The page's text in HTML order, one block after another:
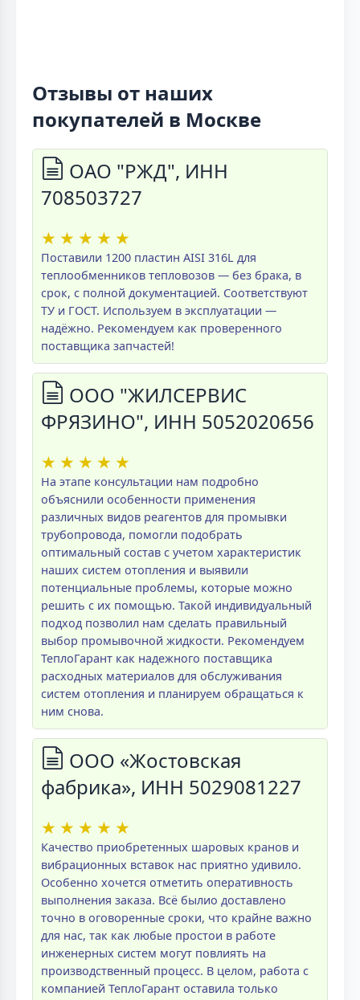
Отзывы от наших
покупателей в Москве
ОАО "РЖД", ИНН
708503727
★ ★ ★ ★ ★
Поставили 1200 пластин AISI 316L для
теплообменников тепловозов — без брака, в
срок, с полной документацией. Соответствуют
ТУ и ГОСТ. Используем в эксплуатации —
надёжно. Рекомендуем как проверенного
поставщика запчастей!
ООО "ЖИЛСЕРВИС
ФРЯЗИНО", ИНН 5052020656
★ ★ ★ ★ ★
На этапе консультации нам подробно
объяснили особенности применения
различных видов реагентов для промывки
трубопровода, помогли подобрать
оптимальный состав с учетом характеристик
наших систем отопления и выявили
потенциальные проблемы, которые можно
решить с их помощью. Такой индивидуальный
подход позволил нам сделать правильный
выбор промывочной жидкости. Рекомендуем
ТеплоГарант как надежного поставщика
расходных материалов для обслуживания
систем отопления и планируем обращаться к
ним снова.
ООО «Жостовская
фабрика», ИНН 5029081227
★ ★ ★ ★ ★
Качество приобретенных шаровых кранов и
вибрационных вставок нас приятно удивило.
Особенно хочется отметить оперативность
выполнения заказа. Всё былио доставлено
точно в оговоренные сроки, что крайне важно
для нас, так как любые простои в работе
инженерных систем могут повлиять на
производственный процесс. В целом, работа с
компанией ТеплоГарант оставила только